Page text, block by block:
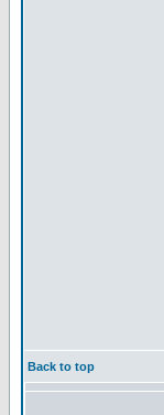
Back to top